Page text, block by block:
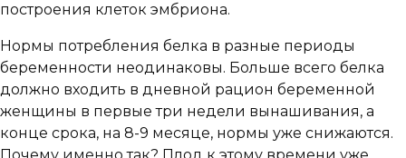
построения клеток эмбриона.
Нормы потребления белка в разные периоды
беременности неодинаковы. Больше всего белка
должно входить в дневной рацион беременной
женщины в первые три недели вынашивания, а
конце срока, на 8-9 месяце, нормы уже снижаются.